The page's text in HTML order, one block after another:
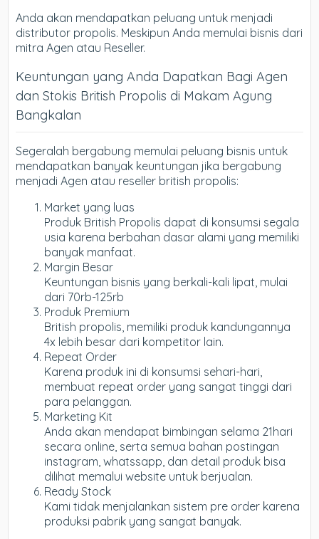
Anda akan mendapatkan peluang untuk menjadi
distributor propolis. Meskipun Anda memulai bisnis dari
mitra Agen atau Reseller.
Keuntungan yang Anda Dapatkan Bagi Agen
dan Stokis British Propolis di Makam Agung
Bangkalan
Segeralah bergabung memulai peluang bisnis untuk
mendapatkan banyak keuntungan jika bergabung
menjadi Agen atau reseller british propolis:
Market yang luas
Produk British Propolis dapat di konsumsi segala
usia karena berbahan dasar alami yang memiliki
banyak manfaat.
Margin Besar
Keuntungan bisnis yang berkali-kali lipat, mulai
dari 70rb-125rb
Produk Premium
British propolis, memiliki produk kandungannya
4x lebih besar dari kompetitor lain.
Repeat Order
Karena produk ini di konsumsi sehari-hari,
membuat repeat order yang sangat tinggi dari
para pelanggan.
Marketing Kit
Anda akan mendapat bimbingan selama 21hari
secara online, serta semua bahan postingan
instagram, whatssapp, dan detail produk bisa
dilihat memalui website untuk berjualan.
Ready Stock
Kami tidak menjalankan sistem pre order karena
produksi pabrik yang sangat banyak.